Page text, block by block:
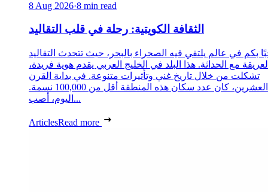
8 Aug 2026·8 min read
الثقافة الكويتية: رحلة في قلب التقاليد
بكم في عالم يلتقي فيه الصحراء بالبحر، حيث تتحدث التقاليد
مع الحداثة. هذا البلد في الخليج العربي يقدم هوية فريدة،
تشكلت من خلال تاريخ غني وتأثيرات متنوعة. في بداية القرن
العشرين، كان عدد سكان هذه المنطقة أقل من 100,000 نسمة.
اليوم، أصب...
ArticlesRead more